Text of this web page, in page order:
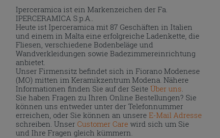
Iperceramica ist ein Markenzeichen der Fa.
IPERCERAMICA S.p.A..
Heute ist Iperceramica mit 87 Geschäften in Italien
und einem in Malta eine erfolgreiche Ladenkette, die
Fliesen, verschiedene Bodenbeläge und
Wandverkleidungen sowie Badezimmereinrichtung
anbietet.
Unser Firmensitz befindet sich in Fiorano Modenese
(MO) mitten im Keramikzentrum Modena. Nähere
Informationen finden Sie auf der Seite Über uns
Sie haben Fragen zu Ihren Online Bestellungen? Sie
können uns entweder unter der Telefonnummer
erreichen, oder Sie können an unsereE-Mail Adresse
schreiben. UnserCustomer Care wird sich um Sie
und Ihre Fragen gleich kümmern.